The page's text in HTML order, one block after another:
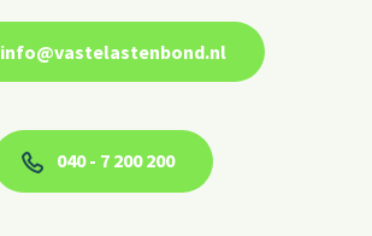
info@vastelastenbond.nl
040 - 7 200 200